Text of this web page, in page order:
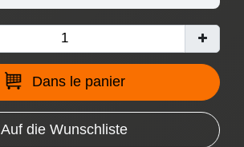
Dans le panier
Auf die Wunschliste